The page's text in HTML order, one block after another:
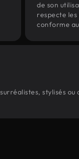
de son
respecte
conforme
stylisés